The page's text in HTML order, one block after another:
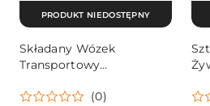
Składany Wózek
Transportowy
Gumowymi Kołami
(0)
PRODUKT NIEDOSTĘPNY